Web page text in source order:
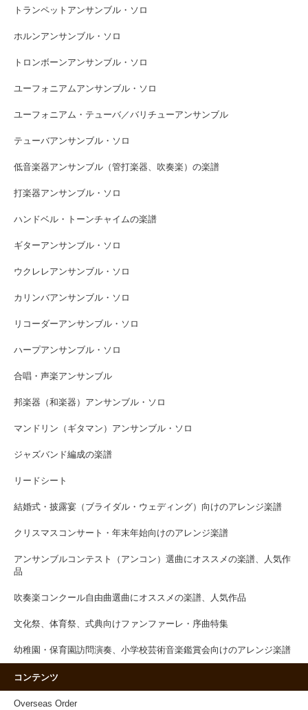
トランペットアンサンブル・ソロ
ホルンアンサンブル・ソロ
トロンボーンアンサンブル・ソロ
ユーフォニアムアンサンブル・ソロ
ユーフォニアム・テューバ／バリチューアンサンブル
テューバアンサンブル・ソロ
低音楽器アンサンブル（管打楽器、吹奏楽）の楽譜
打楽器アンサンブル・ソロ
ハンドベル・トーンチャイムの楽譜
ギターアンサンブル・ソロ
ウクレレアンサンブル・ソロ
カリンバアンサンブル・ソロ
リコーダーアンサンブル・ソロ
ハープアンサンブル・ソロ
合唱・声楽アンサンブル
邦楽器（和楽器）アンサンブル・ソロ
マンドリン（ギタマン）アンサンブル・ソロ
ジャズバンド編成の楽譜
リードシート
結婚式・披露宴（ブライダル・ウェディング）向けのアレンジ楽譜
クリスマスコンサート・年末年始向けのアレンジ楽譜
アンサンブルコンテスト（アンコン）選曲にオススメの楽譜、人気作
品
吹奏楽コンクール自由曲選曲にオススメの楽譜、人気作品
文化祭、体育祭、式典向けファンファーレ・序曲特集
幼稚園・保育園訪問演奏、小学校芸術音楽鑑賞会向けのアレンジ楽譜
コンテンツ
Overseas Order